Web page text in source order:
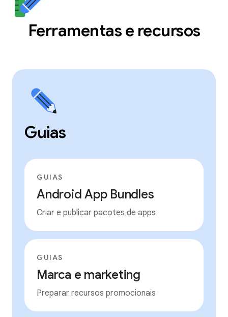
Ferramentas e recursos
Guias
GUIAS
Android App Bundles
Criar e publicar pacotes de apps
GUIAS
Marca e marketing
Preparar recursos promocionais